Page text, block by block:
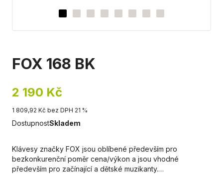
FOX 168 BK
2 190 Kč
1 809,92 Kč bez DPH 21 %
DostupnostSkladem
Klávesy značky FOX jsou oblíbené především pro
bezkonkurenční poměr cena/výkon a jsou vhodné
především pro začínající a dětské muzikanty.…